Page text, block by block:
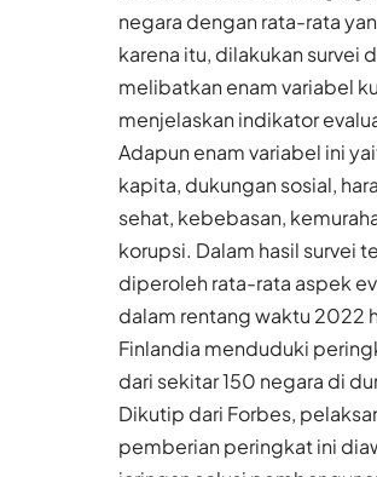
negara dengan rata-rata
karena itu, dilakukan survei
melibatkan enam variabel
menjelaskan indikator
Adapun enam variabel ini
kapita, dukungan sosial,
sehat, kebebasan,
korupsi. Dalam hasil survei
diperoleh rata-rata aspek
dalam rentang waktu 2022
Finlandia menduduki
dari sekitar 150 negara di
Dikutip dari Forbes,
pemberian peringkat ini